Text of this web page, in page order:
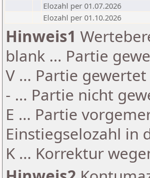
Elozahl per 01.07.2026
Elozahl per 01.10.2026
Hinweis1
blank ... Partie
V ... Partie
- ... Partie nicht
E ... Partie
Einstiegselozahl in
K ... Korrektur